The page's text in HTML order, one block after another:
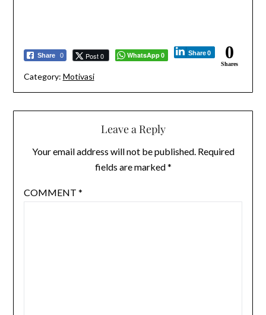
Share 0 Post 0 WhatsApp 0 Share 0 0
Shares
Category: Motivasi
Leave a Reply
Your email address will not be published. Required
fields are marked*
COMMENT *